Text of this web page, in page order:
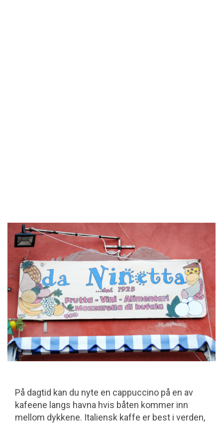
På dagtid kan du nyte en cappuccino på en av
kafeene langs havna hvis båten kommer inn
mellom dykkene. Italiensk kaffe er best i verden,